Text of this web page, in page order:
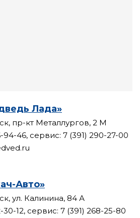
Лада»
пр-кт Металлургов, 2 М
94-46, сервис: 7 (391) 290-27-00
Авто»
ул. Калинина, 84 А
12, сервис: 7 (391) 268-25-80